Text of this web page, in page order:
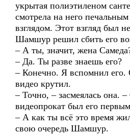
укрытая полиэтиленом
смотрела на него
взглядом. Этот взгляд был
Шамшур решил сбить его
– А ты, значит, жена
– Да. Ты разве знаешь его?
– Конечно. Я вспомнил его.
видео крутил.
– Точно, – засмеялась она.
видеопрокат был его
– А как ты всё это время
свою очередь Шамшур.